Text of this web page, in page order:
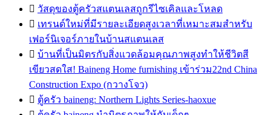
 วัสดุของตู้ครัวสแตนเลสถูกรีไซเคิลและโหลด
 เทรนด์ใหม่ที่มีรายละเอียดสูงเวลาที่เหมาะสมสำหรับ
เฟอร์นิเจอร์ภายในบ้านสแตนเลส
 บ้านที่เป็นมิตรกับสิ่งแวดล้อมคุณภาพสูงทำให้ชีวิตสี
เขียวสดใส! Baineng Home furnishing เข้าร่วม22nd China
Construction Expo (กวางโจว)
 ตู้ครัว baineng: Northern Lights Series-haoxue